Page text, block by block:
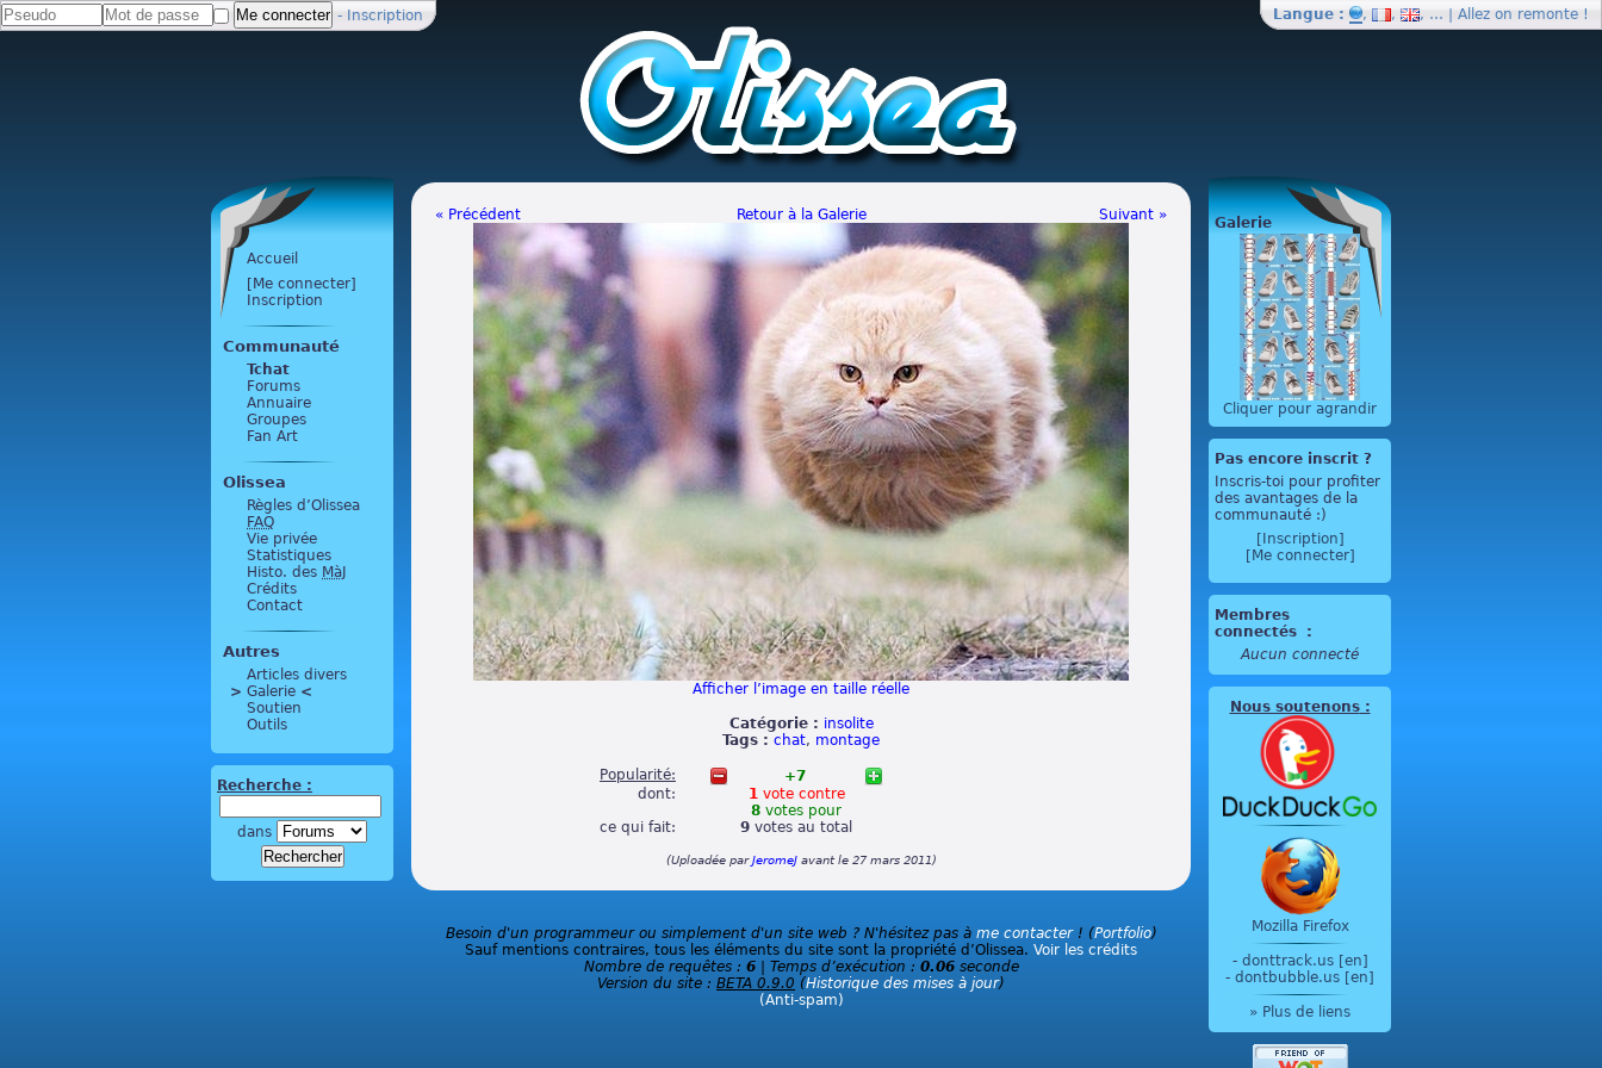
- Inscription Langue : , , , … | Allez on remonte !
Accueil
[Me connecter]
Inscription
Communauté
Tchat
Forums
Annuaire
Groupes
Fan Art
Olissea
Règles d’Olissea
FAQ
Vie privée
Statistiques
Histo. des MàJ
Crédits
Contact
Autres
Articles divers
> Galerie <
Soutien
Outils
Recherche :
dans
« Précédent Retour à la Galerie Suivant »
Afficher l’image en taille réelle
Catégorie : insolite
Tags : chat, montage
Popularité:
+7
dont:
ce qui fait:
1votecontre
8 votes pour
9 votes au total
(Uploadée parJeromeJavant le 27 mars 2011)
Besoin d'un programmeur ou simplement d'un site web ? N'hésitez pas à me contacter! (Portfolio)
Sauf mentions contraires, tous les éléments du site sont la propriété d’Olissea. Voir les crédits
Nombre de requêtes : 6| Temps d’exécution : 0.06seconde
Version du site : BETA 0.9.0 (Historique des mises à jour)
(Anti-spam)
Galerie
Cliquer pour agrandir
Pas encore inscrit ?
Inscris-toi pour profiter
des avantages de la
communauté :)
[Inscription]
[Me connecter]
Membres
connectés
:
Aucun connecté
Nous soutenons:
Mozilla Firefox
- donttrack.us [en]
- dontbubble.us [en]
» Plus de liens